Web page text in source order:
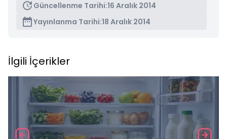
Güncellenme Tarihi:16 Aralık 2014
Yayınlanma Tarihi:18 Aralık 2014
İlgili İçerikler